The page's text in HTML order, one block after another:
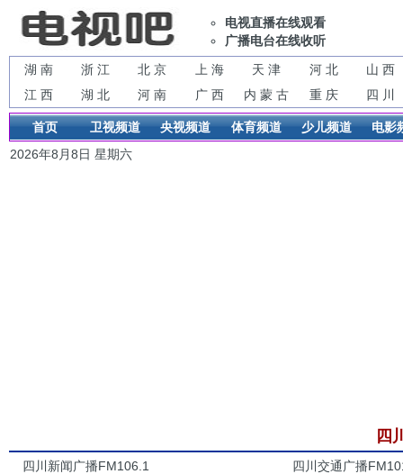
电视直播在线观看
广播电台在线收听
湖 南
浙 江 北 京 上 海 天 津 河 北
山 西
江 西
湖 北 河 南 广 西 内 蒙 古 重 庆 四 川
首页 卫视频道 央视频道 体育频道 少儿频道
电影
2026年8月8日 星期六
四
四川新闻广播FM106.1 四川交通广播